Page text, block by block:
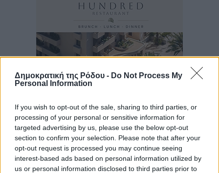
Δημοκρατική της Ρόδου - Do Not Process My
Personal Information
If you wish to opt-out of the sale, sharing to third parties, or
processing of your personal or sensitive information for
targeted advertising by us, please use the below opt-out
section to confirm your selection. Please note that after your
opt-out request is processed you may continue seeing
interest-based ads based on personal information utilized by
us or personal information disclosed to third parties prior to